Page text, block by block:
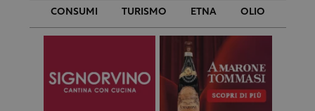
CONSUMI TURISMO ETNA OLIO